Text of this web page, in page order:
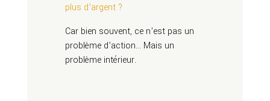
plus d’argent ?
Car bien souvent, ce n’est pas un
problème d’action… Mais un
problème intérieur.